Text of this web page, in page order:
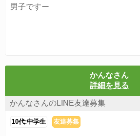
男子ですー
かんなさん
詳細を見る
かんなさんのLINE友達募集
10代:中学生 友達募集